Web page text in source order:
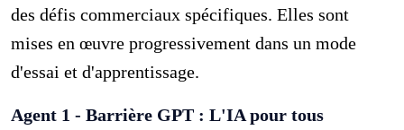
des défis commerciaux spécifiques. Elles sont
mises en œuvre progressivement dans un mode
d'essai et d'apprentissage.
Agent 1 - Barrière GPT : L'IA pour tous